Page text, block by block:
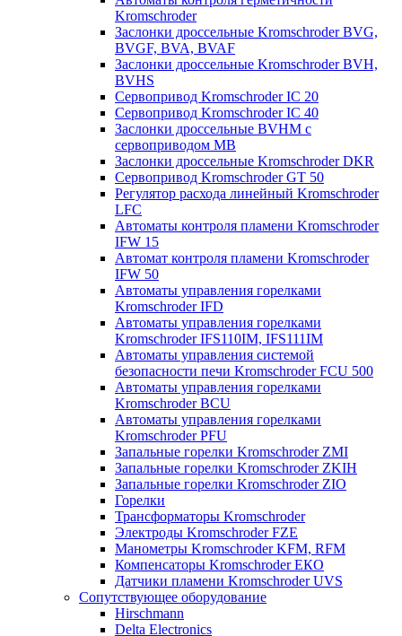
Kromschroder
Заслонки дроссельные Kromschroder BVG,
BVGF, BVA, BVAF
Заслонки дроссельные Kromschroder BVH,
BVHS
Сервопривод Kromschroder IC 20
Сервопривод Kromschroder IC 40
Заслонки дроссельные BVHM с
сервоприводом МВ
Заслонки дроссельные Kromschroder DKR
Cервопривод Kromschroder GT 50
Регулятор расхода линейный Kromschroder
LFC
Автоматы контроля пламени Kromschroder
IFW 15
Автомат контроля пламени Kromschroder
IFW 50
Автоматы управления горелками
Kromschroder IFD
Автоматы управления горелками
Kromschroder IFS110IM, IFS111IM
Автоматы управления системой
безопасности печи Kromschroder FCU 500
Автоматы управления горелками
Kromschroder BCU
Автоматы управления горелками
Kromschroder PFU
Запальные горелки Kromschroder ZМI
Запальные горелки Kromschroder ZKIH
Запальные горелки Kromschroder ZIO
Горелки
Трансформаторы Kromschroder
Электроды Kromschroder FZE
Манометры Kromschroder KFM, RFM
Компенсаторы Kromschroder ЕКО
Датчики пламени Kromschroder UVS
Сопутствующее оборудование
Hirschmann
Delta Electronics